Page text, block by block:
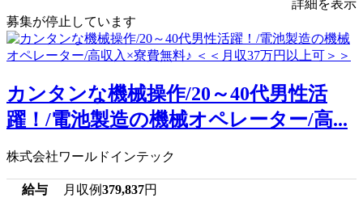
詳細を表示
募集が停止しています
カンタンな機械操作/20～40代男性活
躍！/電池製造の機械オペレーター/高...
株式会社ワールドインテック
給与 月収例379,837円